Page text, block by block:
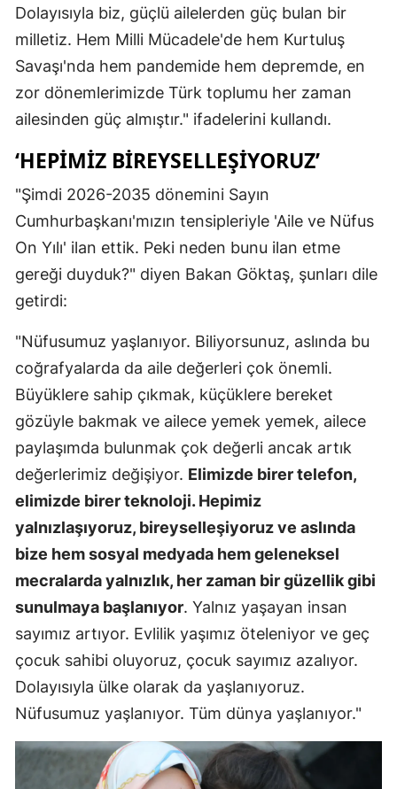
Yozgat
Zonguldak
Aksaray
Kırıkkale
Batman
Şırnak
Ardahan
Iğdır
Yalova
Karabük
Düzce
Dolayısıyla biz, güçlü ailelerden güç bulan bir
milletiz. Hem Milli Mücadele'de hem Kurtuluş
Savaşı'nda hem pandemide hem depremde, en
zor dönemlerimizde Türk toplumu her zaman
ailesinden güç almıştır." ifadelerini kullandı.
‘HEPIMIZ BIREYSELLEŞIYORUZ’
"Şimdi 2026-2035 dönemini Sayın
Cumhurbaşkanı'mızın tensipleriyle 'Aile ve Nüfus
On Yılı' ilan ettik. Peki neden bunu ilan etme
gereği duyduk?" diyen Bakan Göktaş, şunları dile
getirdi:
"Nüfusumuz yaşlanıyor. Biliyorsunuz, aslında bu
coğrafyalarda da aile değerleri çok önemli.
Büyüklere sahip çıkmak, küçüklere bereket
gözüyle bakmak ve ailece yemek yemek, ailece
paylaşımda bulunmak çok değerli ancak artık
değerlerimiz değişiyor. Elimizde birer telefon,
elimizde birer teknoloji. Hepimiz
yalnızlaşıyoruz, bireyselleşiyoruz ve aslında
bize hem sosyal medyada hem geleneksel
mecralarda yalnızlık, her zaman bir güzellik gibi
sunulmaya başlanıyor. Yalnız yaşayan insan
sayımız artıyor. Evlilik yaşımız öteleniyor ve geç
çocuk sahibi oluyoruz, çocuk sayımız azalıyor.
Dolayısıyla ülke olarak da yaşlanıyoruz.
Nüfusumuz yaşlanıyor. Tüm dünya yaşlanıyor."